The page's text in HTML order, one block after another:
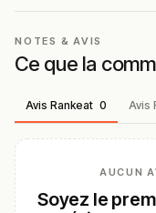
NOTES & AVIS
Ce que la
Avis Rankeat 0 Avis
AUCUN
Soyez le